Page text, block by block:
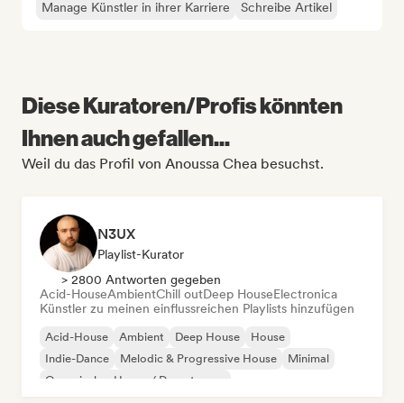
Manage Künstler in ihrer Karriere
Schreibe Artikel
Diese Kuratoren/Profis könnten
Ihnen auch gefallen...
Weil du das Profil von Anoussa Chea besuchst.
N3UX
Playlist-Kurator
> 2800 Antworten gegeben
Acid-HouseAmbientChill outDeep HouseElectronica
Künstler zu meinen einflussreichen Playlists hinzufügen
Acid-House Ambient Deep House
House
Indie-Dance
Melodic & Progressive House
Minimal
Organischer House / Downtempo